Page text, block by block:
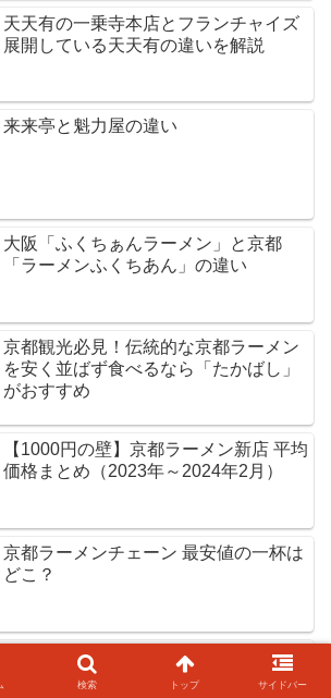
天天有の一乗寺本店とフランチャイズ
展開している天天有の違いを解説
来来亭と魁力屋の違い
大阪「ふくちぁんラーメン」と京都
「ラーメンふくちあん」の違い
京都観光必見！伝統的な京都ラーメン
を安く並ばず食べるなら「たかばし」
がおすすめ
【1000円の壁】京都ラーメン新店 平均
価格まとめ（2023年～2024年2月）
京都ラーメンチェーン 最安値の一杯は
どこ？
京都市内で一番安いラーメンチェーン
は「横綱」ラーメン690円
検索 トップ サイドバー